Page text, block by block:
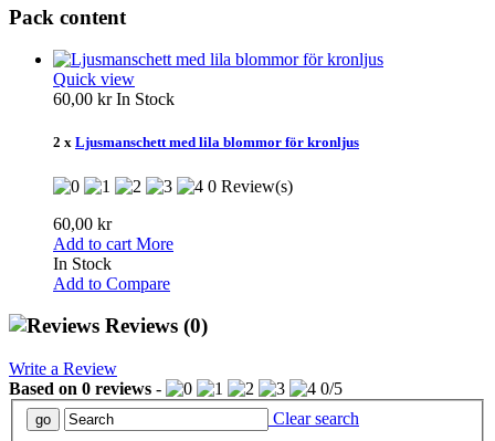
Pack content
Quick view
60,00 krIn Stock
2 x Ljusmanschett med lila blommor för kronljus
0 Review(s)
60,00 kr
Add to cart More
In Stock
Add to Compare
Reviews (0)
Write a Review
Based on 0 reviews - 0/5
Clear search